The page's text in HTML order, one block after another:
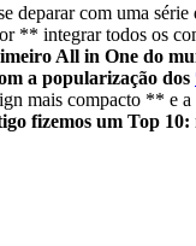
com uma série
** integrar todos os
All in One do
a popularização dos
mais compacto ** e
fizemos um Top 10: